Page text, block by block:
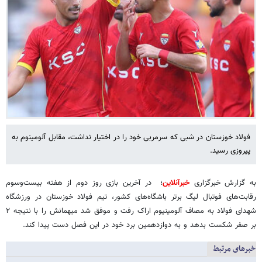
فولاد خوزستان در شبی که سرمربی خود را در اختیار نداشت، مقابل آلومینوم به
پیروزی رسید.
به گزارش خبرگزاریخبرآنلاین؛ در آخرین بازی روز دوم از هفته بیست‌وسوم
رقابت‌های فوتبال لیگ برتر باشگاه‌های کشور، تیم فولاد خوزستان در ورزشگاه
شهدای فولاد به مصاف آلومینیوم اراک رفت و موفق شد میهمانش را با نتیجه ۲
بر صفر شکست بدهد و به دوازدهمین برد خود در این فصل دست پیدا کند.
خبرهای مرتبط